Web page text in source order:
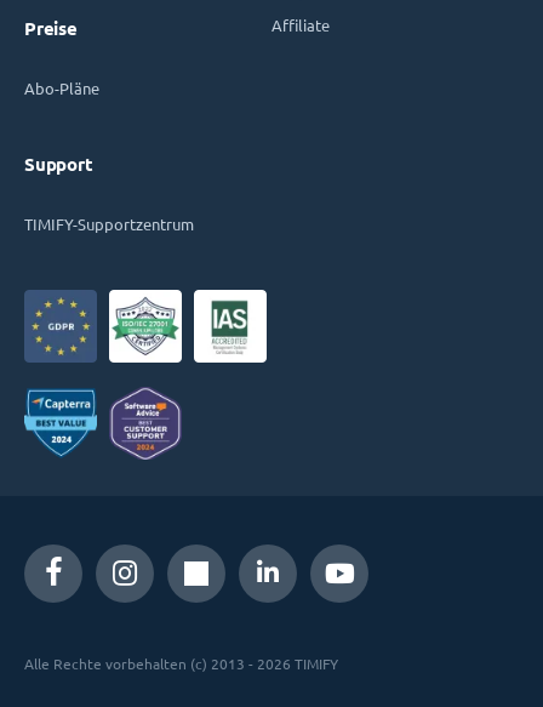
Preise
Abo-Pläne
Support
TIMIFY-Supportzentrum
Affiliate
Alle Rechte vorbehalten (c) 2013 - 2026 TIMIFY